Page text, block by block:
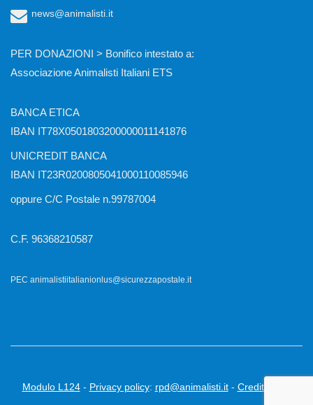
news@animalisti.it
PER DONAZIONI > Bonifico intestato a:
Associazione Animalisti Italiani ETS
BANCA ETICA
IBAN IT78X0501803200000011141876
UNICREDIT BANCA
IBAN IT23R0200805041000110085946
oppure C/C Postale n.99787004
C.F. 96368210587
PEC animalistiitalianionlus@sicurezzapostale.it
Modulo L124- Privacy policy: rpd@animalisti.it- Credits